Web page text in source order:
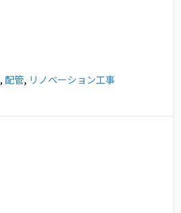
, 配管, リノベーション工事